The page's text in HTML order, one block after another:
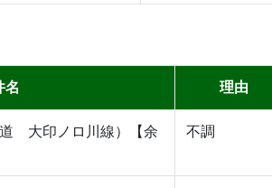
名 理由
大印ノロ川線）【余
不調